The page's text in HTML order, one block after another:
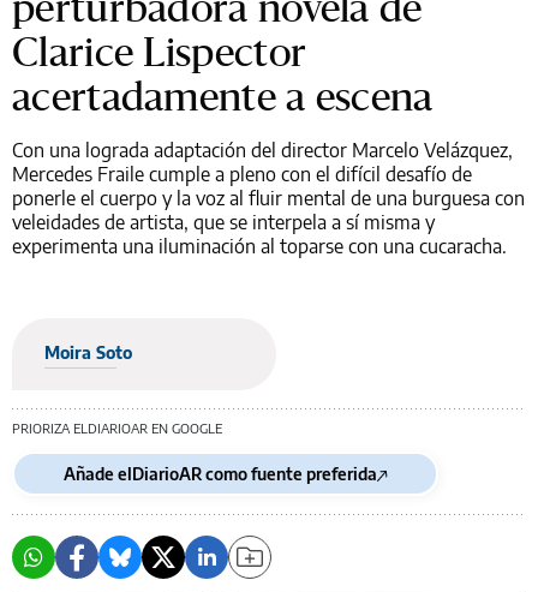
Clarice Lispector
acertadamente a escena
Con una lograda adaptación del director Marcelo Velázquez,
Mercedes Fraile cumple a pleno con el difícil desafío de
ponerle el cuerpo y la voz al fluir mental de una burguesa con
veleidades de artista, que se interpela a sí misma y
experimenta una iluminación al toparse con una cucaracha.
Moira Soto
PRIORIZA ELDIARIOAR EN GOOGLE
Añade elDiarioAR como fuente preferida